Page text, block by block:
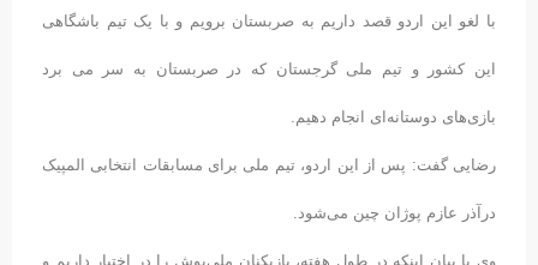
با لغو این اردو قصد داریم به صربستان برویم و با یک تیم باشگاهی
این کشور و تیم ملی گرجستان که در صربستان به سر می برد
بازی‌های دوستانه‌ای انجام دهیم.
رضایی گفت: پس از این اردو، تیم ملی برای مسابقات انتخابی المپیک
درآذر عازم پوژان چین می‌شود.
وی با بیان اینکه در طول هفته، بازیکنان ملی‌پوش را در اختیار داریم و